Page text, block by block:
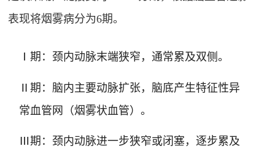
表现将烟雾病分为6期。
Ⅰ期：颈内动脉末端狭窄，通常累及双侧。
Ⅱ期：脑内主要动脉扩张，脑底产生特征性异
常血管网（烟雾状血管）。
Ⅲ期：颈内动脉进一步狭窄或闭塞，逐步累及